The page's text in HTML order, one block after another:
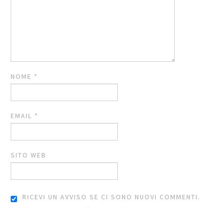
NOME *
EMAIL *
SITO WEB
RICEVI UN AVVISO SE CI SONO NUOVI COMMENTI.